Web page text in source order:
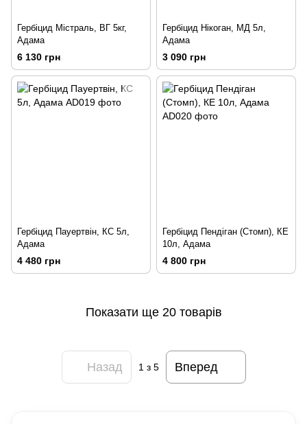
Гербіцид Містраль, ВГ 5кг,
Адама
6 130 грн
Гербіцид Нікоган, МД 5л,
Адама
3 090 грн
Гербіцид Пауертвін, КС 5л,
Адама
4 480 грн
Гербіцид Пендіган (Стомп), КЕ
10л, Адама
4 800 грн
Показати ще 20 товарів
Назад 1з 5 Вперед